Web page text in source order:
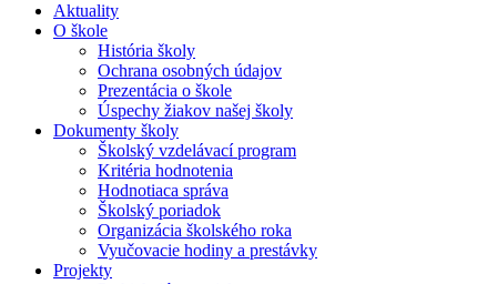
Aktuality
O škole
História školy
Ochrana osobných údajov
Prezentácia o škole
Úspechy žiakov našej školy
Dokumenty školy
Školský vzdelávací program
Kritéria hodnotenia
Hodnotiaca správa
Školský poriadok
Organizácia školského roka
Vyučovacie hodiny a prestávky
Projekty